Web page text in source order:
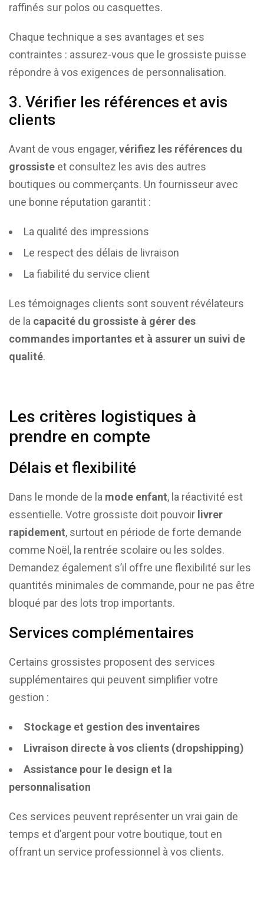
raffinés sur polos ou casquettes.
Chaque technique a ses avantages et ses
contraintes : assurez-vous que le grossiste puisse
répondre à vos exigences de personnalisation.
3. Vérifier les références et avis
clients
Avant de vous engager,vérifiez les références du
grossiste et consultez les avis des autres
boutiques ou commerçants. Un fournisseur avec
une bonne réputation garantit :
La qualité des impressions
Le respect des délais de livraison
La fiabilité du service client
Les témoignages clients sont souvent révélateurs
de la capacité du grossiste à gérer des
commandes importantes et à assurer un suivi de
qualité.
Les critères logistiques à
prendre en compte
Délais et flexibilité
Dans le monde de la mode enfant, la réactivité est
essentielle. Votre grossiste doit pouvoir livrer
rapidement, surtout en période de forte demande
comme Noël, la rentrée scolaire ou les soldes.
Demandez également s’il offre une flexibilité sur les
quantités minimales de commande, pour ne pas être
bloqué par des lots trop importants.
Services complémentaires
Certains grossistes proposent des services
supplémentaires qui peuvent simplifier votre
gestion :
Stockage et gestion des inventaires
Livraison directe à vos clients (dropshipping)
Assistance pour le design et la
personnalisation
Ces services peuvent représenter un vrai gain de
temps et d’argent pour votre boutique, tout en
offrant un service professionnel à vos clients.